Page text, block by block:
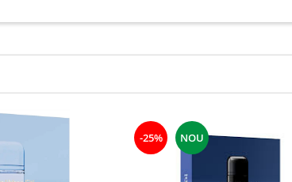
-25% NOU